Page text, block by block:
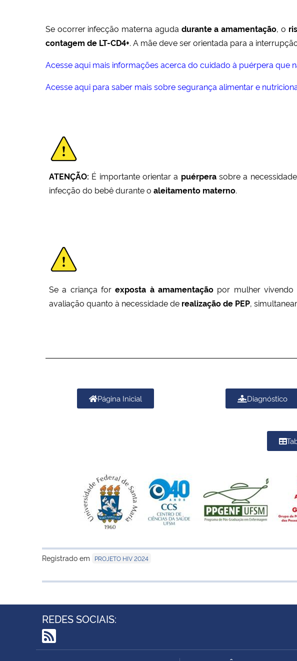
Se ocorrer infecção materna aguda durante a amamentação, o
contagem de LT-CD4+. A mãe deve ser orientada para a
Acesse aqui mais informações acerca do cuidado à puérpera que
Acesse aqui para saber mais sobre segurança alimentar e
ATENÇÃO: É importante orientar a puérperasobre a
infecção do bebê durante o aleitamento materno.
Se a criança forexposta à amamentaçãopor mulher vivendo
avaliação quanto à necessidade de realização de PEP,
Página Inicial Diagnóstico
Registrado em PROJETO HIV 2024
REDES SOCIAIS:
RSS